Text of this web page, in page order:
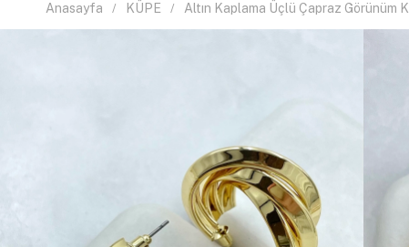
Anasayfa KÜPE Altın Kaplama Üçlü Çapraz Görünüm